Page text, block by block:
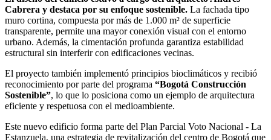
Cabrera y destaca por su enfoque sostenible. La fachada tipo
muro cortina, compuesta por más de 1.000 m² de superficie
transparente, permite una mayor conexión visual con el entorno
urbano. Además, la cimentación profunda garantiza estabilidad
estructural sin interferir con edificaciones vecinas.
El proyecto también implementó principios bioclimáticos y recibió
reconocimiento por parte del programa “Bogotá Construcción
Sostenible”, lo que lo posiciona como un ejemplo de arquitectura
eficiente y respetuosa con el medioambiente.
Este nuevo edificio forma parte del Plan Parcial Voto Nacional - La
Estanzuela, una estrategia de revitalización del centro de Bogotá que